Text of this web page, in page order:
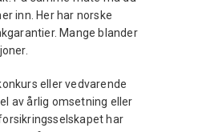
inn. Her har norske
Mange blander
eller vedvarende
av årlig omsetning eller
har